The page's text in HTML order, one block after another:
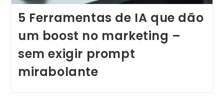
5 Ferramentas de IA que dão
um boost no marketing –
sem exigir prompt
mirabolante